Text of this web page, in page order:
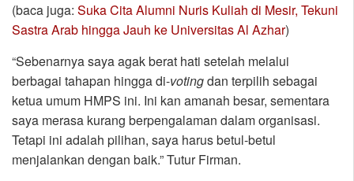
(baca juga: Suka Cita Alumni Nuris Kuliah di Mesir, Tekuni
Sastra Arab hingga Jauh ke Universitas Al Azhar)
“Sebenarnya saya agak berat hati setelah melalui
berbagai tahapan hingga di-votingdan terpilih sebagai
ketua umum HMPS ini. Ini kan amanah besar, sementara
saya merasa kurang berpengalaman dalam organisasi.
Tetapi ini adalah pilihan, saya harus betul-betul
menjalankan dengan baik.” Tutur Firman.